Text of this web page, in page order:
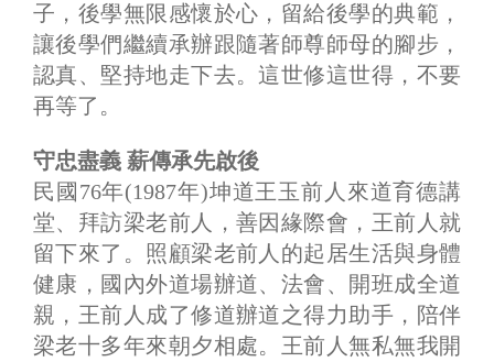
子，後學無限感懷於心，留給後學的典範，
讓後學們繼續承辦跟隨著師尊師母的腳步，
認真、堅持地走下去。這世修這世得，不要
再等了。
守忠盡義 薪傳承先啟後
民國76年(1987年)坤道王玉前人來道育德講
堂、拜訪梁老前人，善因緣際會，王前人就
留下來了。照顧梁老前人的起居生活與身體
健康，國內外道場辦道、法會、開班成全道
親，王前人成了修道辦道之得力助手，陪伴
梁老十多年來朝夕相處。王前人無私無我開